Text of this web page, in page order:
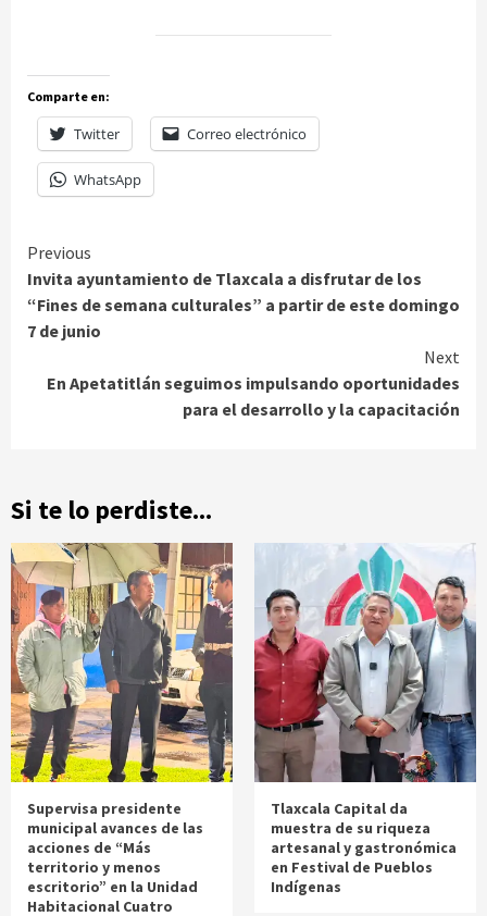
Comparte en:
Twitter Correo electrónico
WhatsApp
Continue
Reading
Previous
Invita ayuntamiento de Tlaxcala a disfrutar de los
“Fines de semana culturales” a partir de este domingo
7 de junio
Next
En Apetatitlán seguimos impulsando oportunidades
para el desarrollo y la capacitación
Si te lo perdiste...
Supervisa presidente
municipal avances de las
acciones de “Más
territorio y menos
escritorio” en la Unidad
Habitacional Cuatro
Tlaxcala Capital da
muestra de su riqueza
artesanal y gastronómica
en Festival de Pueblos
Indígenas